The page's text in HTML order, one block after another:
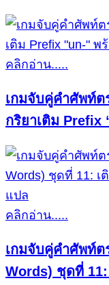
คลิกอ่าน.....
เกมจับคู่คำศัพท์ต
กริยาเติม Prefix
คลิกอ่าน.....
เกมจับคู่คำศัพท์ต
Words) ชุดที่ 11: